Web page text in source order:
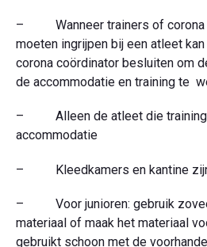
– Wanneer trainers of corona
moeten ingrijpen bij een atleet
corona coördinator besluiten om
de accommodatie en training te
– Alleen de atleet die training
accommodatie
– Kleedkamers en kantine
– Voor junioren: gebruik
materiaal of maak het materiaal
gebruikt schoon met de